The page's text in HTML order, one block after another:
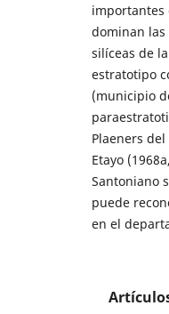
importantes
dominan las
silíceas de
estratotipo
(municipio
Plaeners
Etayo
Santoniano
puede
en el